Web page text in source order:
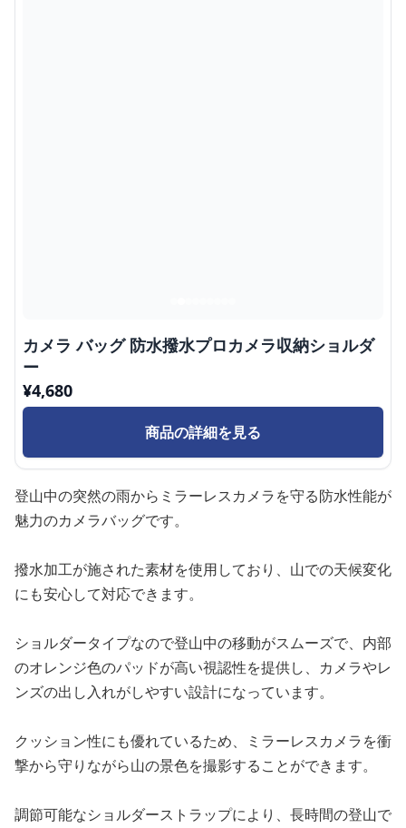
カメラ バッグ 防水撥水プロカメラ収納ショルダ
ー
¥4,680
商品の詳細を見る
登山中の突然の雨からミラーレスカメラを守る防水性能が
魅力のカメラバッグです。
撥水加工が施された素材を使用しており、山での天候変化
にも安心して対応できます。
ショルダータイプなので登山中の移動がスムーズで、内部
のオレンジ色のパッドが高い視認性を提供し、カメラやレ
ンズの出し入れがしやすい設計になっています。
クッション性にも優れているため、ミラーレスカメラを衝
撃から守りながら山の景色を撮影することができます。
調節可能なショルダーストラップにより、長時間の登山で